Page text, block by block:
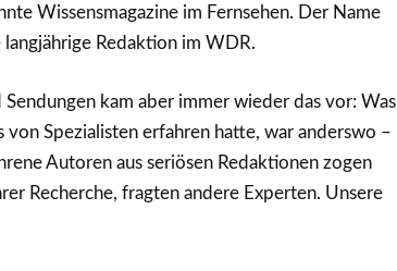
Wissensmagazine im Fernsehen. Der Name
Redaktion im WDR.
kam aber immer wieder das vor: Was
Spezialisten erfahren hatte, war anderswo –
Autoren aus seriösen Redaktionen zogen
Recherche, fragten andere Experten. Unsere